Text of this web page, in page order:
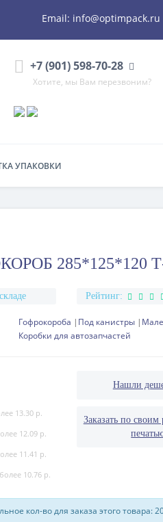
Email: info@optimpack.ru
+7 (901) 598-70-28
Хотите, мы Вам перезвоним?
УПАКОВКИ
285*125*120
Рейтинг:
Гофрокороба Под канистры
Коробки для автозапчастей
13.30 р.
12.09 р.
11.41 р.
10.76 р.
Нашли
Заказать по своим
кол-во для заказа этого товара: